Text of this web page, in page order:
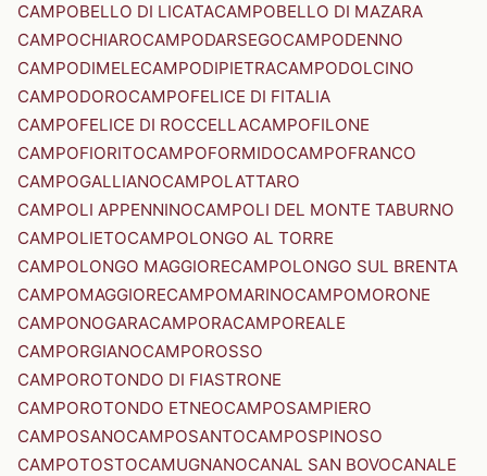
CAMPOBELLO DI LICATACAMPOBELLO DI MAZARA
CAMPOCHIAROCAMPODARSEGOCAMPODENNO
CAMPODIMELECAMPODIPIETRACAMPODOLCINO
CAMPODOROCAMPOFELICE DI FITALIA
CAMPOFELICE DI ROCCELLACAMPOFILONE
CAMPOFIORITOCAMPOFORMIDOCAMPOFRANCO
CAMPOGALLIANOCAMPOLATTARO
CAMPOLI APPENNINOCAMPOLI DEL MONTE TABURNO
CAMPOLIETOCAMPOLONGO AL TORRE
CAMPOLONGO MAGGIORECAMPOLONGO SUL BRENTA
CAMPOMAGGIORECAMPOMARINOCAMPOMORONE
CAMPONOGARACAMPORACAMPOREALE
CAMPORGIANOCAMPOROSSO
CAMPOROTONDO DI FIASTRONE
CAMPOROTONDO ETNEOCAMPOSAMPIERO
CAMPOSANOCAMPOSANTOCAMPOSPINOSO
CAMPOTOSTOCAMUGNANOCANAL SAN BOVOCANALE